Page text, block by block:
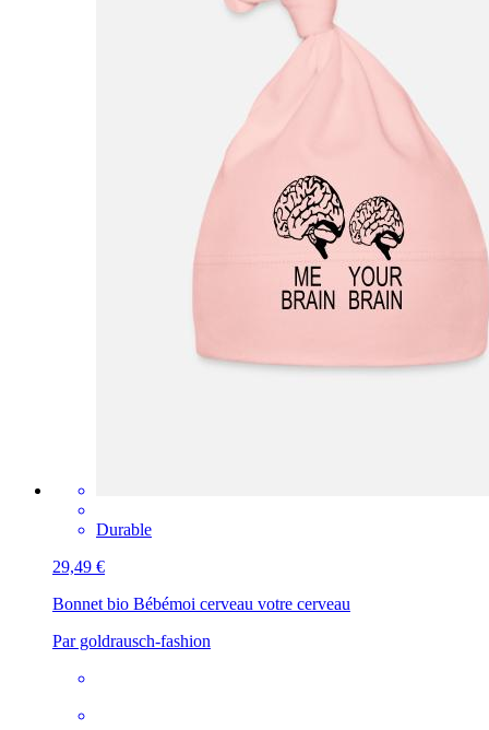
Durable
29,49 €
Bonnet bio Bébémoi cerveau votre cerveau
Par goldrausch-fashion